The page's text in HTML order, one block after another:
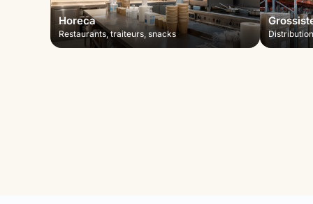
Horeca
Restaurants, traiteurs, snacks